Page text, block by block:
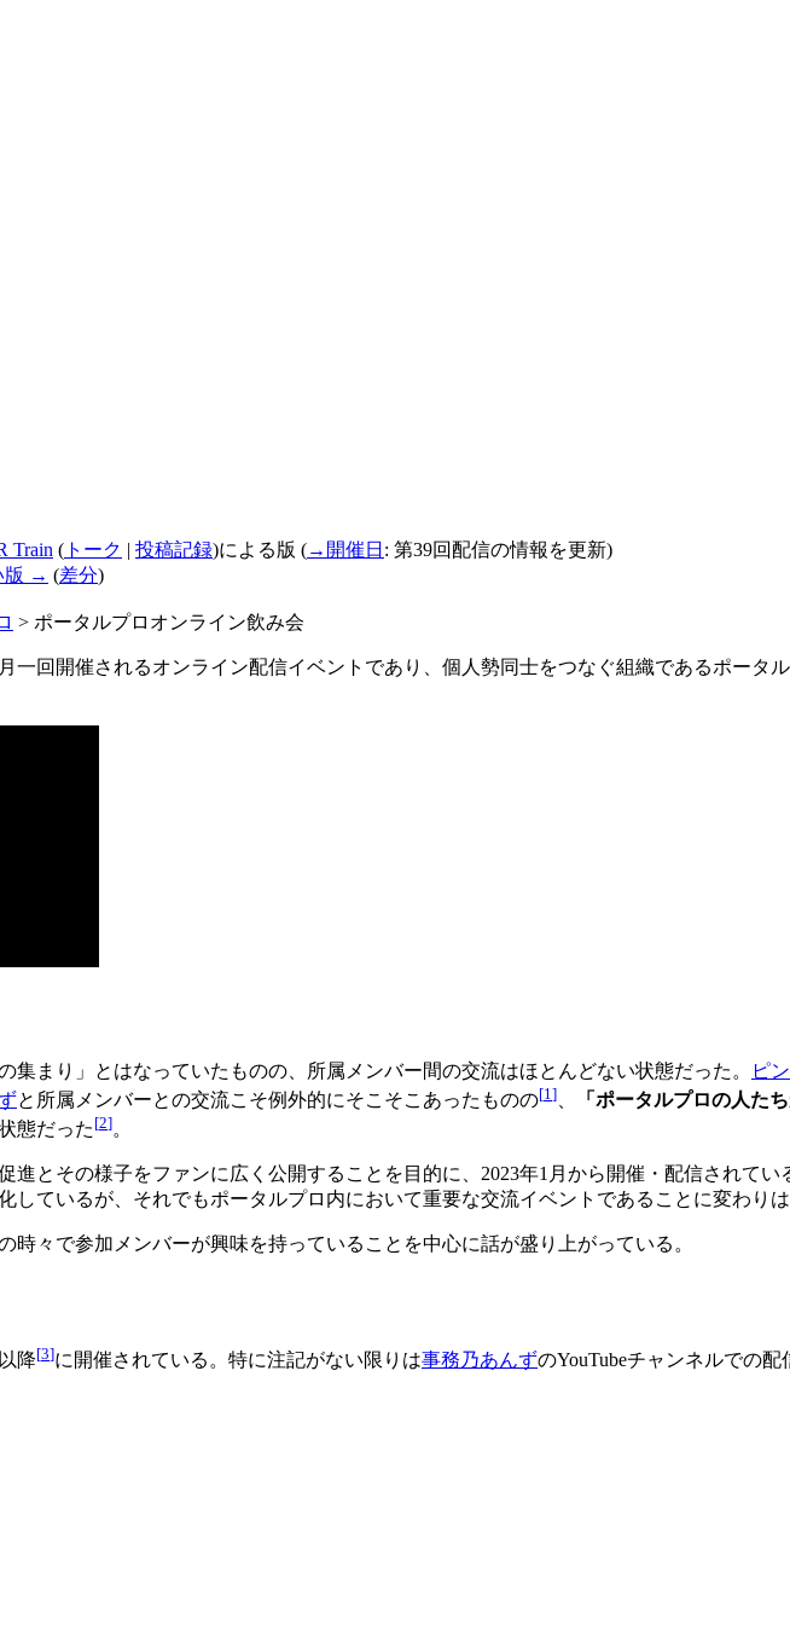
Train ( トーク | 投稿記録)による版 (→ 開催日 : 第39回配信の情報を更新)
版 → (差分)
> ポータルプロオンライン飲み会
一回開催されるオンライン配信イベントであり、個人勢同士をつなぐ組織であるポータ
集まり」とはなっていたものの、所属メンバー間の交流はほとんどない状態だった。 ピ
と所属メンバーとの交流こそ例外的にそこそこあったものの[1 ]
「ポータルプロの人た
態だった [2]。
進とその様子をファンに広く公開することを目的に、2023年1月から開催・配信されて
しているが、それでもポータルプロ内において重要な交流イベントであることに変わりは
時々で参加メンバーが興味を持っていることを中心に話が盛り上がっている。
降[3]に開催されている。特に注記がない限りは事務乃あんずのYouTubeチャンネルでの配